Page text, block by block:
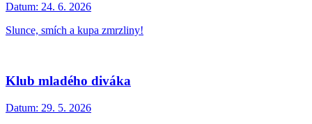
Datum: 24. 6. 2026
Slunce, smích a kupa zmrzliny!
Klub mladého diváka
Datum: 29. 5. 2026